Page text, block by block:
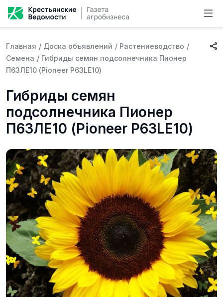
Главная / Доска объявлений / Растениеводство /
Семена / Гибриды семян подсолнечника Пионер
П63ЛЕ10 (Pioneer P63LE10)
Гибриды семян
подсолнечника Пионер
П63ЛЕ10 (Pioneer P63LE10)